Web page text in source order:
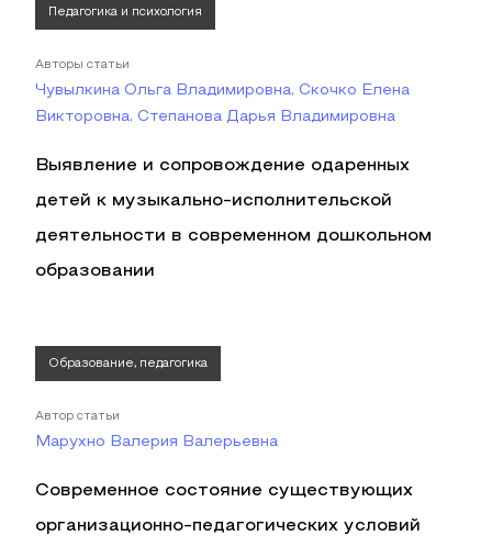
Педагогика и психология
Авторы статьи
Чувылкина Ольга Владимировна, Скочко Елена
Викторовна, Степанова Дарья Владимировна
Выявление и сопровождение одаренных
детей к музыкально-исполнительской
деятельности в современном дошкольном
образовании
Образование, педагогика
Автор статьи
Марухно Валерия Валерьевна
Современное состояние существующих
организационно-педагогических условий